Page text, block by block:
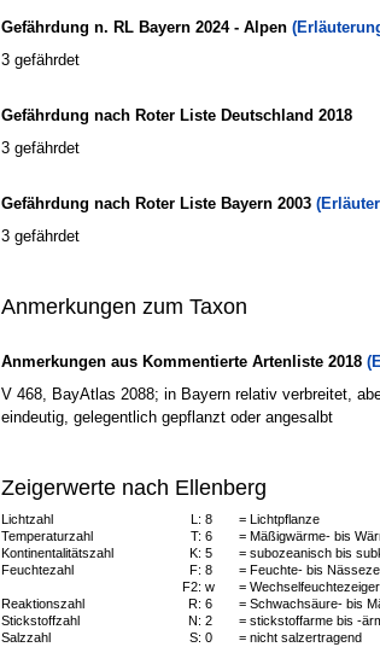
Gefährdung n. RL Bayern 2024 - Alpen
3 gefährdet
Gefährdung nach Roter Liste Deutschland 2018
3 gefährdet
Gefährdung nach Roter Liste Bayern 2003
3 gefährdet
Anmerkungen zum Taxon
Anmerkungen aus Kommentierte Artenliste 2018
V 468, BayAtlas 2088; in Bayern relativ verbreitet,
eindeutig, gelegentlich gepflanzt oder angesalbt
Zeigerwerte nach Ellenberg
Lichtzahl L: 8
= Lichtpflanze
Temperaturzahl
T: 6
= Mäßigwärme- bis
Kontinentalitätszahl
K: 5
= subozeanisch bis
Feuchtezahl
F: 8
= Feuchte- bis
F2: w
= Wechselfeuchtezeiger
Reaktionszahl
R: 6
= Schwachsäure- bis
Stickstoffzahl
N: 2
= stickstoffarme bis -
Salzzahl
S: 0 = nicht salzertragend